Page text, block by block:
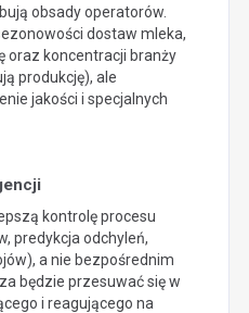
obsady operatorów.
dostaw mleka,
oraz koncentracji branży
produkcję), ale
jakości i specjalnych
kontrolę procesu
predykcja odchyleń,
a nie bezpośrednim
będzie przesuwać się w
i reagującego na